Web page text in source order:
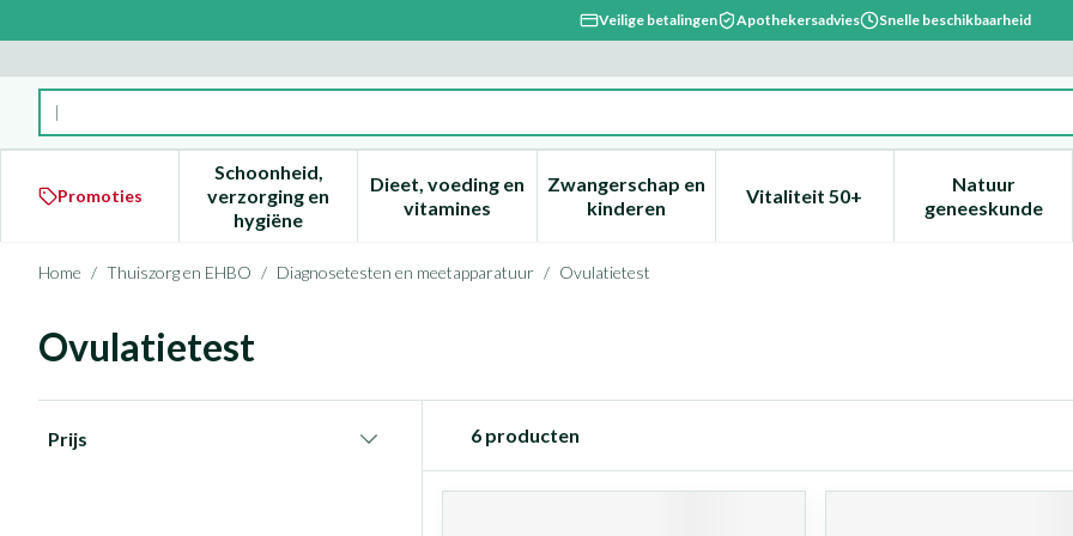
Veilige betalingen Apothekersadvies Snelle beschikbaarheid
Product, merk, categorie...
Promoties
Schoonheid,
verzorging en
hygiëne
Toon submenu voor Schoonheid, verzorging en hygiëne categorie
Dieet, voeding en
vitaminesToon submenu voor Dieet, voeding en vitamines categorie
Zwangerschap en
kinderenToon submenu voor Zwangerschap en kinderen
Vitaliteit 50+Toon submenu voor Vitaliteit
Natuur
geneeskunde
Toon
Home / Thuiszorg en EHBO / Diagnosetesten en meetapparatuur / Ovulatietest
Ovulatietest
Prijs
6 producten